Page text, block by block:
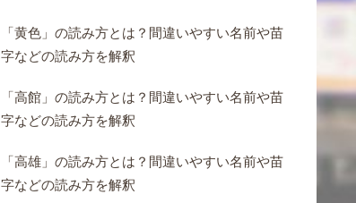
「黄色」の読み方とは？間違いやすい名前や苗
字などの読み方を解釈
「高館」の読み方とは？間違いやすい名前や苗
字などの読み方を解釈
「高雄」の読み方とは？間違いやすい名前や苗
字などの読み方を解釈